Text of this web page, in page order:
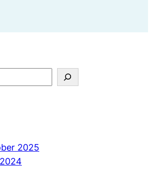
2025